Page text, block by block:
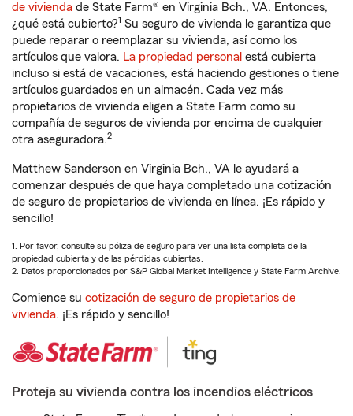
de vivienda de State Farm® en Virginia Bch., VA. Entonces,
¿qué está cubierto?1 Su seguro de vivienda le garantiza que
puede reparar o reemplazar su vivienda, así como los
artículos que valora. La propiedad personal está cubierta
incluso si está de vacaciones, está haciendo gestiones o tiene
artículos guardados en un almacén. Cada vez más
propietarios de vivienda eligen a State Farm como su
compañía de seguros de vivienda por encima de cualquier
otra aseguradora.2
Matthew Sanderson en Virginia Bch., VA le ayudará a
comenzar después de que haya completado una cotización
de seguro de propietarios de vivienda en línea. ¡Es rápido y
sencillo!
1. Por favor, consulte su póliza de seguro para ver una lista completa de la
propiedad cubierta y de las pérdidas cubiertas.
2. Datos proporcionados por S&P Global Market Intelligence y State Farm Archive.
Comience su cotización de seguro de propietarios de
vivienda. ¡Es rápido y sencillo!
Proteja su vivienda contra los incendios eléctricos